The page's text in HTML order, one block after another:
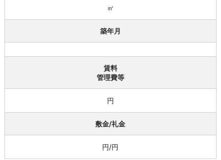
㎡
築年月
賃料
管理費等
円
敷金/礼金
円/円